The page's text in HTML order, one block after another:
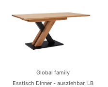
Global family
Esstisch Dinner - ausziehbar, LB